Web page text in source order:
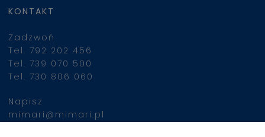
KONTAKT
Zadzwoń
Tel. 792 202 456
Tel. 739 070 500
Tel. 730 806 060
Napisz
mimari@mimari.pl